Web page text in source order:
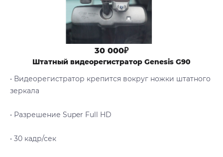
30 000₽
Штатный видеорегистратор Genesis G90
• Видеорегистратор крепится вокруг ножки штатного
зеркала
• Разрешение Super Full HD
• 30 кадр/сек